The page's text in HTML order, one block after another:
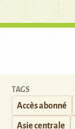
TAGS
Accès abonné
Asie centrale